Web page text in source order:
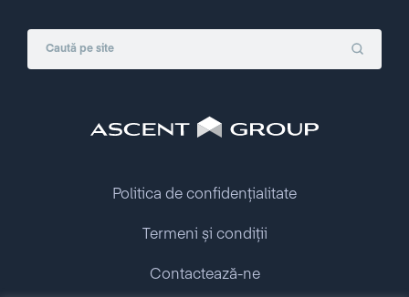
Politica de confidențialitate
Termeni și condiții
Contactează-ne